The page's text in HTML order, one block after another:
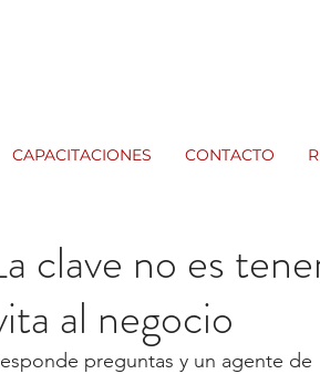
CAPACITACIONES CONTACTO
clave no es
al negocio
preguntas y un agente de